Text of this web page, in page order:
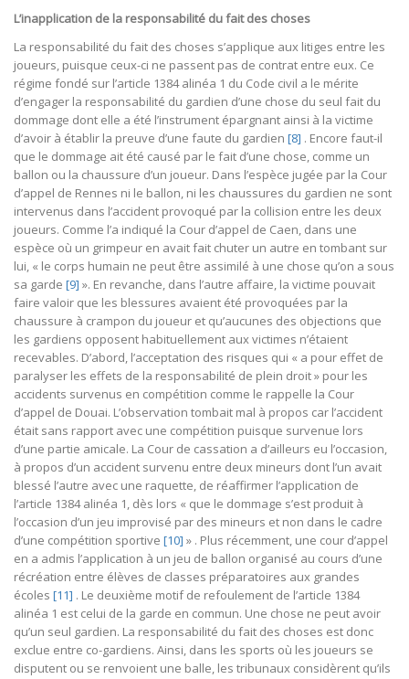
L’inapplication de la responsabilité du fait des choses
La responsabilité du fait des choses s’applique aux litiges entre les
joueurs, puisque ceux-ci ne passent pas de contrat entre eux. Ce
régime fondé sur l’article 1384 alinéa 1 du Code civil a le mérite
d’engager la responsabilité du gardien d’une chose du seul fait du
dommage dont elle a été l’instrument épargnant ainsi à la victime
d’avoir à établir la preuve d’une faute du gardien [8] . Encore faut-il
que le dommage ait été causé par le fait d’une chose, comme un
ballon ou la chaussure d’un joueur. Dans l’espèce jugée par la Cour
d’appel de Rennes ni le ballon, ni les chaussures du gardien ne sont
intervenus dans l’accident provoqué par la collision entre les deux
joueurs. Comme l’a indiqué la Cour d’appel de Caen, dans une
espèce où un grimpeur en avait fait chuter un autre en tombant sur
lui, « le corps humain ne peut être assimilé à une chose qu’on a sous
sa garde [9] ». En revanche, dans l’autre affaire, la victime pouvait
faire valoir que les blessures avaient été provoquées par la
chaussure à crampon du joueur et qu’aucunes des objections que
les gardiens opposent habituellement aux victimes n’étaient
recevables. D’abord, l’acceptation des risques qui « a pour effet de
paralyser les effets de la responsabilité de plein droit » pour les
accidents survenus en compétition comme le rappelle la Cour
d’appel de Douai. L’observation tombait mal à propos car l’accident
était sans rapport avec une compétition puisque survenue lors
d’une partie amicale. La Cour de cassation a d’ailleurs eu l’occasion,
à propos d’un accident survenu entre deux mineurs dont l’un avait
blessé l’autre avec une raquette, de réaffirmer l’application de
l’article 1384 alinéa 1, dès lors « que le dommage s’est produit à
l’occasion d’un jeu improvisé par des mineurs et non dans le cadre
d’une compétition sportive [10] » . Plus récemment, une cour d’appel
en a admis l’application à un jeu de ballon organisé au cours d’une
récréation entre élèves de classes préparatoires aux grandes
écoles [11] . Le deuxième motif de refoulement de l’article 1384
alinéa 1 est celui de la garde en commun. Une chose ne peut avoir
qu’un seul gardien. La responsabilité du fait des choses est donc
exclue entre co-gardiens. Ainsi, dans les sports où les joueurs se
disputent ou se renvoient une balle, les tribunaux considèrent qu’ils